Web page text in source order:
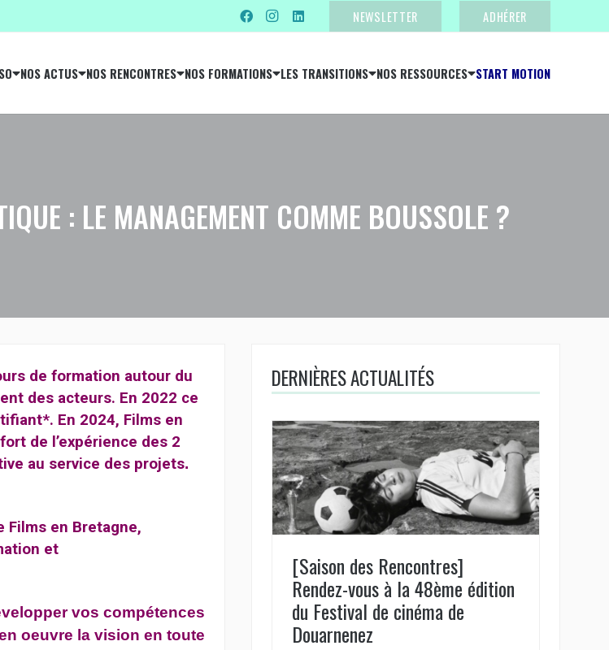
NEWSLETTER ADHÉRER
NOS ACTUS NOS RENCONTRES NOS FORMATIONS LES TRANSITIONS NOS RESSOURCES START MOTION
: LE MANAGEMENT COMME BOUSSOLE ?
de formation autour du
des acteurs. En 2022 ce
En 2024, Films en
de l’expérience des 2
au service des projets.
Films en Bretagne,
et
vos compétences
oeuvre la vision en toute
DERNIÈRES ACTUALITÉS
[Saison des Rencontres]
Rendez-vous à la 48ème édition
du Festival de cinéma de
Douarnenez